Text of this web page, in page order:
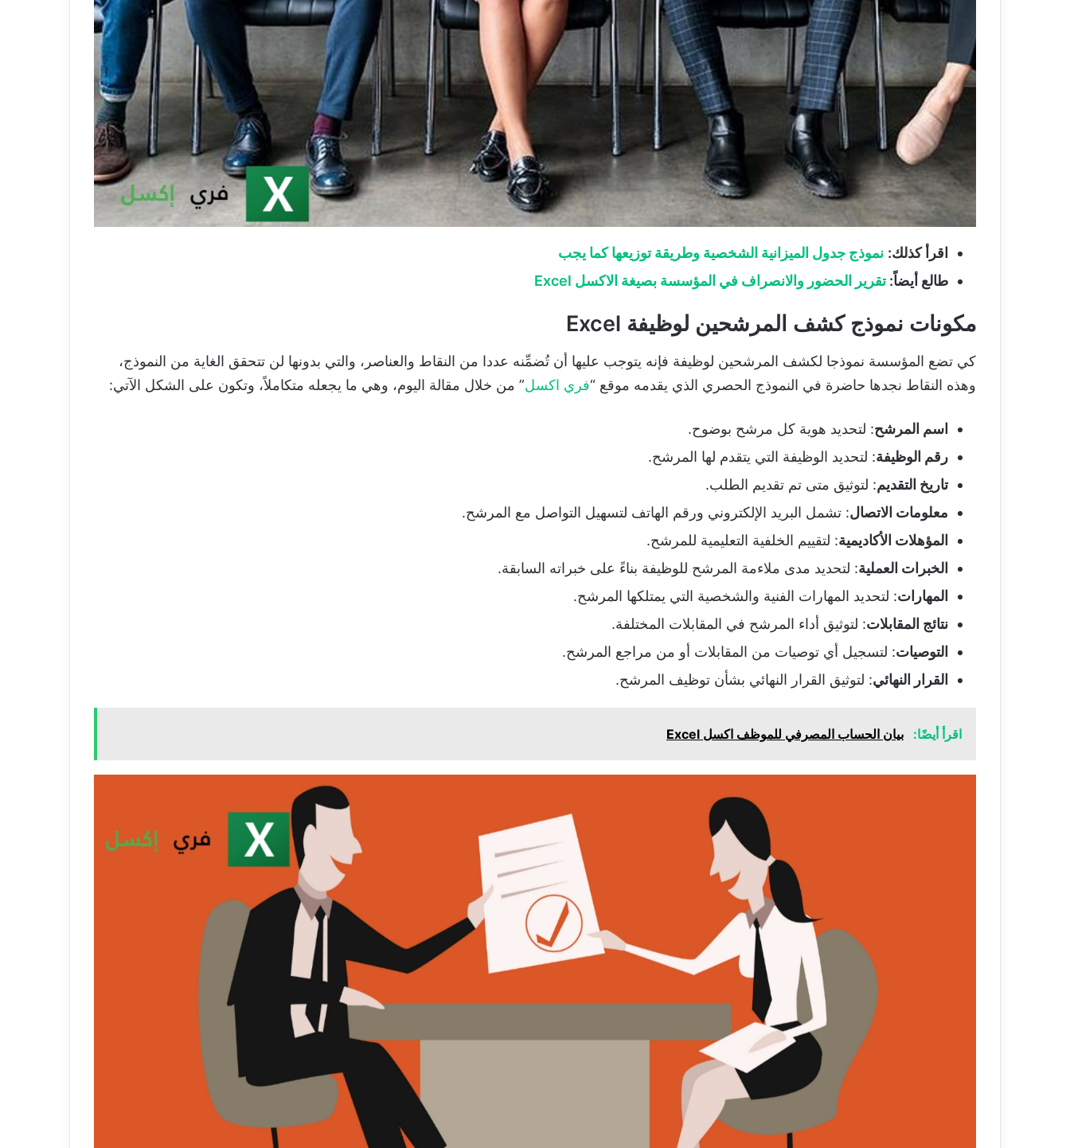
اقرأ كذلك: نموذج جدول الميزانية الشخصية وطريقة توزيعها كما يجب
طالع أيضاً:تقرير الحضور والانصراف في المؤسسة بصيغة الاكسل Excel
مكونات نموذج كشف المرشحين لوظيفة Excel
كي تضع المؤسسة نموذجا لكشف المرشحين لوظيفة فإنه يتوجب عليها أن تُضمِّنه عددا من النقاط والعناصر، والتي بدونها لن تتحقق الغاية من النموذج،
وهذه النقاط نجدها حاضرة في النموذج الحصري الذي يقدمه موقع “فري اكسل” من خلال مقالة اليوم، وهي ما يجعله متكاملاً، وتكون على الشكل الآتي:
اسم المرشح: لتحديد هوية كل مرشح بوضوح.
رقم الوظيفة: لتحديد الوظيفة التي يتقدم لها المرشح.
تاريخ التقديم: لتوثيق متى تم تقديم الطلب.
معلومات الاتصال: تشمل البريد الإلكتروني ورقم الهاتف لتسهيل التواصل مع المرشح.
المؤهلات الأكاديمية: لتقييم الخلفية التعليمية للمرشح.
الخبرات العملية: لتحديد مدى ملاءمة المرشح للوظيفة بناءً على خبراته السابقة.
المهارات: لتحديد المهارات الفنية والشخصية التي يمتلكها المرشح.
نتائج المقابلات: لتوثيق أداء المرشح في المقابلات المختلفة.
التوصيات: لتسجيل أي توصيات من المقابلات أو من مراجع المرشح.
القرار النهائي: لتوثيق القرار النهائي بشأن توظيف المرشح.
اقرأ أيضًا: بيان الحساب المصرفي للموظف اكسل Excel